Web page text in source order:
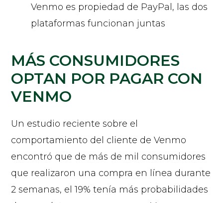
Venmo es propiedad de PayPal, las dos
plataformas funcionan juntas
MÁS CONSUMIDORES
OPTAN POR PAGAR CON
VENMO
Un estudio reciente sobre el
comportamiento del cliente de Venmo
encontró que de más de mil consumidores
que realizaron una compra en línea durante
2 semanas, el 19% tenía más probabilidades